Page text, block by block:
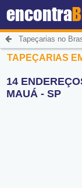
encontra
Tapeçarias no
TAPEÇARIAS
14
MAUÁ - SP